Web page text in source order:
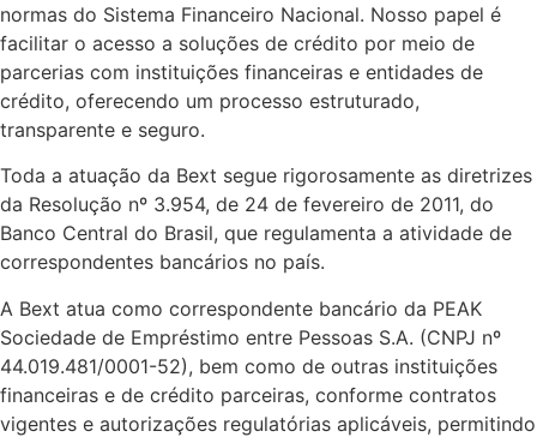
normas do Sistema Financeiro Nacional. Nosso papel é
facilitar o acesso a soluções de crédito por meio de
parcerias com instituições financeiras e entidades de
crédito, oferecendo um processo estruturado,
transparente e seguro.
Toda a atuação da Bext segue rigorosamente as diretrizes
da Resolução nº 3.954, de 24 de fevereiro de 2011, do
Banco Central do Brasil, que regulamenta a atividade de
correspondentes bancários no país.
A Bext atua como correspondente bancário da PEAK
Sociedade de Empréstimo entre Pessoas S.A. (CNPJ nº
44.019.481/0001-52), bem como de outras instituições
financeiras e de crédito parceiras, conforme contratos
vigentes e autorizações regulatórias aplicáveis, permitindo